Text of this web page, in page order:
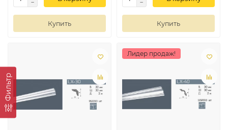
Фильтр
Купить Купить
Лидер продаж!